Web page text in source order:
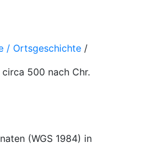
/ Ortsgeschichte /
500 nach Chr.
(WGS 1984) in